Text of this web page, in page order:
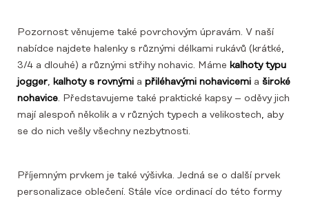
Pozornost věnujeme také povrchovým úpravám. V naší
nabídce najdete halenky s různými délkami rukávů (krátké,
3/4 a dlouhé) a různými střihy nohavic. Máme kalhoty typu
jogger, kalhoty s rovnými a přiléhavými nohavicemi a široké
nohavice. Představujeme také praktické kapsy – oděvy jich
mají alespoň několik a v různých typech a velikostech, aby
se do nich vešly všechny nezbytnosti.
Příjemným prvkem je také výšivka. Jedná se o další prvek
personalizace oblečení. Stále více ordinací do této formy